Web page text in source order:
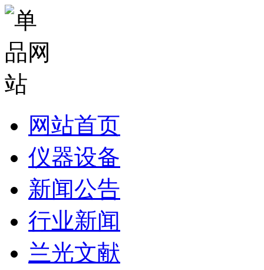
网站首页
仪器设备
新闻公告
行业新闻
兰光文献